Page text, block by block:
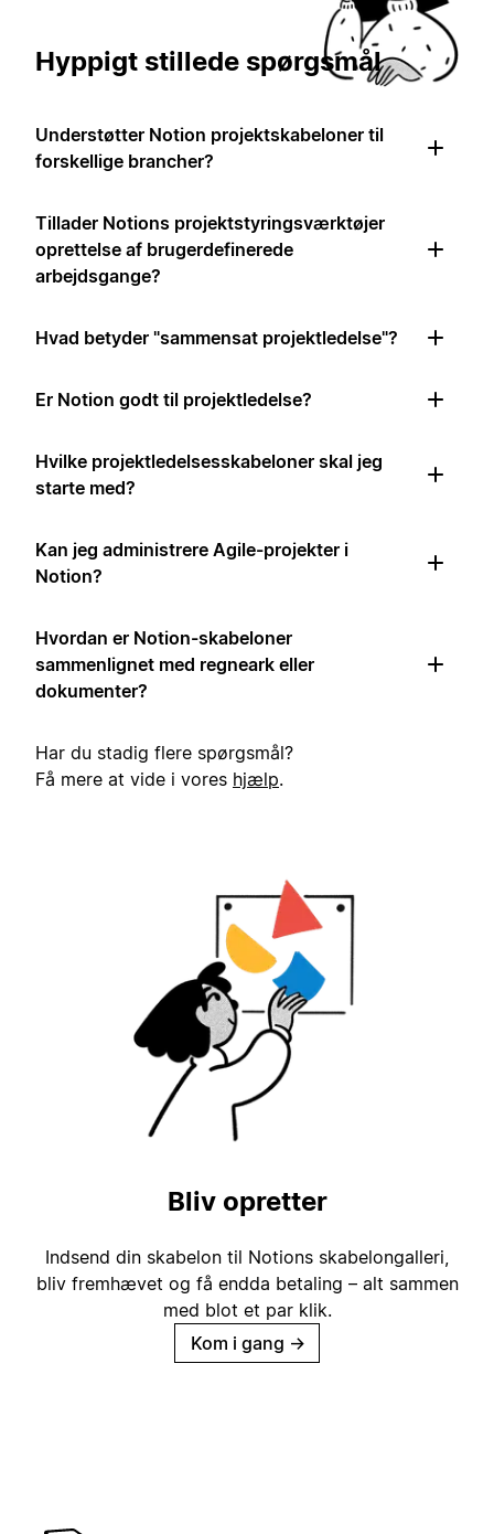
Hyppigt stillede spørgsmål
Understøtter Notion projektskabeloner til
forskellige brancher?
Tillader Notions projektstyringsværktøjer
oprettelse af brugerdefinerede
arbejdsgange?
Hvad betyder "sammensat projektledelse"?
Er Notion godt til projektledelse?
Hvilke projektledelsesskabeloner skal jeg
starte med?
Kan jeg administrere Agile-projekter i
Notion?
Hvordan er Notion-skabeloner
sammenlignet med regneark eller
dokumenter?
Har du stadig flere spørgsmål?
Få mere at vide i vores hjælp.
Bliv opretter
Indsend din skabelon til Notions skabelongalleri,
bliv fremhævet og få endda betaling – alt sammen
med blot et par klik.
Kom i gang →